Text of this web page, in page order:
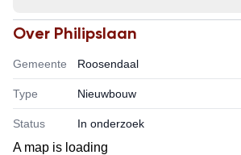
Over Philipslaan
Gemeente Roosendaal
Type Nieuwbouw
Status In onderzoek
A map is loading